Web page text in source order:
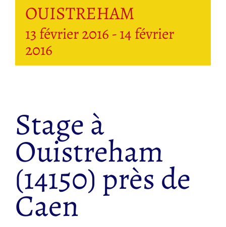
OUISTREHAM
13 février 2016 -14 février
2016
Stage à
Ouistreham
(14150) près de
Caen